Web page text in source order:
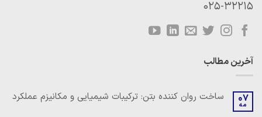
025-32215
آخرین مطالب
07
مه
ساخت روان کننده بتن: ترکیبات شیمیایی و مکانیزم عملکرد